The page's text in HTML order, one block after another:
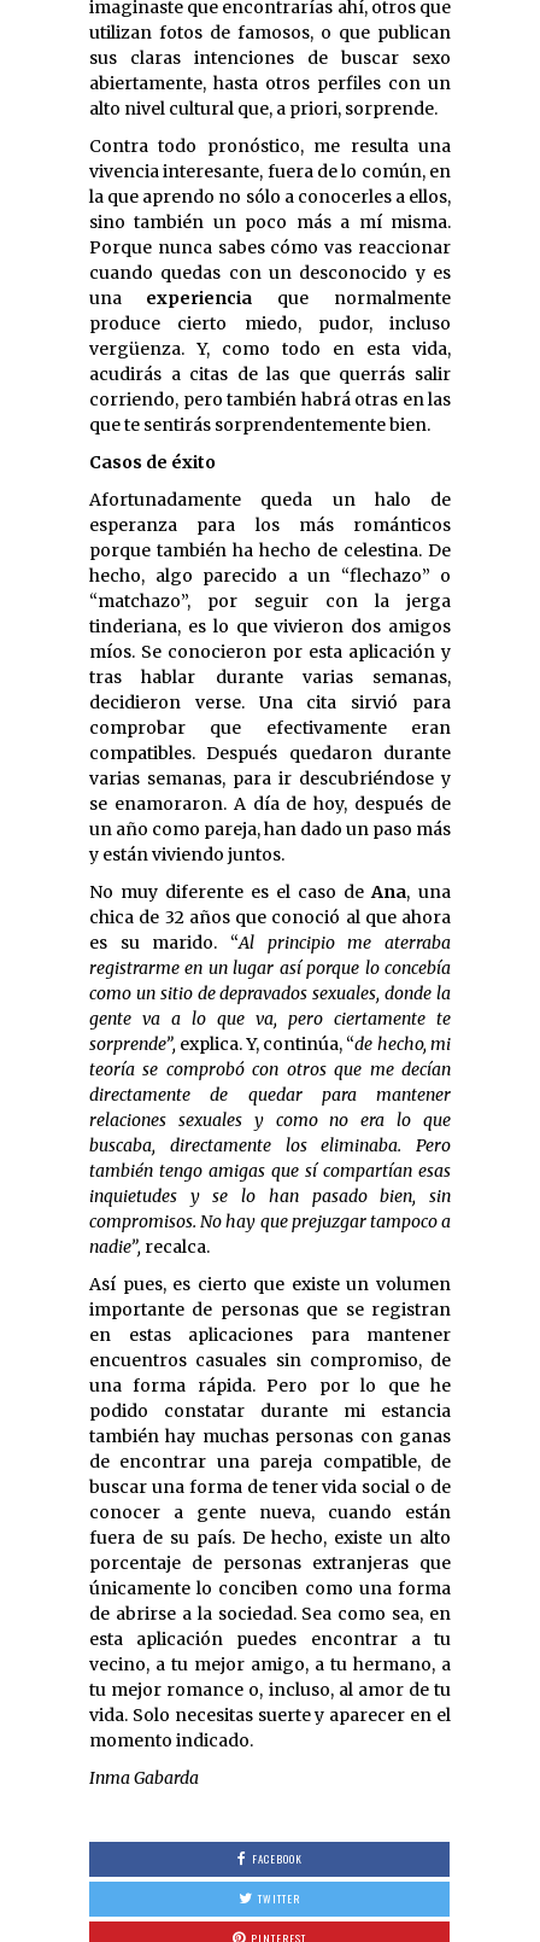
imaginaste que encontrarías ahí, otros que
utilizan fotos de famosos, o que publican
sus claras intenciones de buscar sexo
abiertamente, hasta otros perfiles con un
alto nivel cultural que, a priori, sorprende.
Contra todo pronóstico, me resulta una
vivencia interesante, fuera de lo común, en
la que aprendo no sólo a conocerles a ellos,
sino también un poco más a mí misma.
Porque nunca sabes cómo vas reaccionar
cuando quedas con un desconocido y es
una experiencia que normalmente
produce cierto miedo, pudor, incluso
vergüenza. Y, como todo en esta vida,
acudirás a citas de las que querrás salir
corriendo, pero también habrá otras en las
que te sentirás sorprendentemente bien.
Casos de éxito
Afortunadamente queda un halo de
esperanza para los más románticos
porque también ha hecho de celestina. De
hecho, algo parecido a un “flechazo” o
“matchazo”, por seguir con la jerga
tinderiana, es lo que vivieron dos amigos
míos. Se conocieron por esta aplicación y
tras hablar durante varias semanas,
decidieron verse. Una cita sirvió para
comprobar que efectivamente eran
compatibles. Después quedaron durante
varias semanas, para ir descubriéndose y
se enamoraron. A día de hoy, después de
un año como pareja, han dado un paso más
y están viviendo juntos.
No muy diferente es el caso deAna, una
chica de 32 años que conoció al que ahora
es su marido. “Al principio me aterraba
registrarme en un lugar así porque lo concebía
como un sitio de depravados sexuales, donde la
gente va a lo que va, pero ciertamente te
sorprende”, explica. Y, continúa, “de hecho, mi
teoría se comprobó con otros que me decían
directamente de quedar para mantener
relaciones sexuales y como no era lo que
buscaba, directamente los eliminaba. Pero
también tengo amigas que sí compartían esas
inquietudes y se lo han pasado bien, sin
compromisos. No hay que prejuzgar tampoco a
nadie”, recalca.
Así pues, es cierto que existe un volumen
importante de personas que se registran
en estas aplicaciones para mantener
encuentros casuales sin compromiso, de
una forma rápida. Pero por lo que he
podido constatar durante mi estancia
también hay muchas personas con ganas
de encontrar una pareja compatible, de
buscar una forma de tener vida social o de
conocer a gente nueva, cuando están
fuera de su país. De hecho, existe un alto
porcentaje de personas extranjeras que
únicamente lo conciben como una forma
de abrirse a la sociedad. Sea como sea, en
esta aplicación puedes encontrar a tu
vecino, a tu mejor amigo, a tu hermano, a
tu mejor romance o, incluso, al amor de tu
vida. Solo necesitas suerte y aparecer en el
momento indicado.
Inma Gabarda
FACEBOOK
TWITTER
PINTEREST